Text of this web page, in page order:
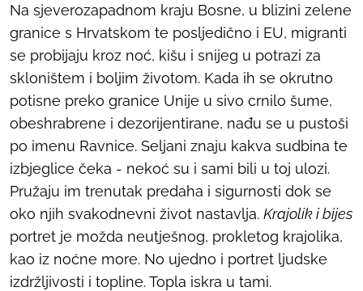
Na sjeverozapadnom kraju Bosne, u blizini zelene
granice s Hrvatskom te posljedično i EU, migranti
se probijaju kroz noć, kišu i snijeg u potrazi za
skloništem i boljim životom. Kada ih se okrutno
potisne preko granice Unije u sivo crnilo šume,
obeshrabrene i dezorijentirane, nađu se u pustoši
po imenu Ravnice. Seljani znaju kakva sudbina te
izbjeglice čeka - nekoć su i sami bili u toj ulozi.
Pružaju im trenutak predaha i sigurnosti dok se
oko njih svakodnevni život nastavlja. Krajolik i bijes
portret je možda neutješnog, prokletog krajolika,
kao iz noćne more. No ujedno i portret ljudske
izdržljivosti i topline. Topla iskra u tami.